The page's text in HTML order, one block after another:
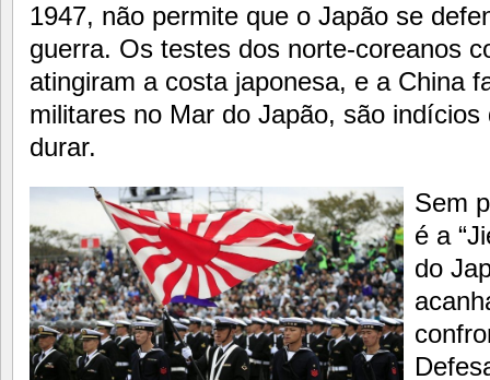
1947, não permite que o Japão se
guerra. Os testes dos norte-coreanos
atingiram a costa japonesa, e a China
militares no Mar do Japão, são
durar.
Sem
é a
do